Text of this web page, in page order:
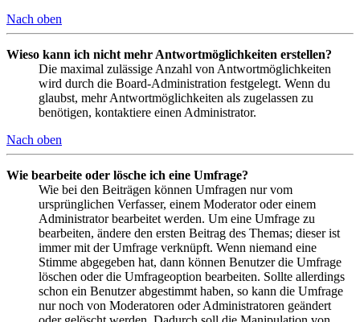
Nach oben
Wieso kann ich nicht mehr Antwortmöglichkeiten erstellen?
Die maximal zulässige Anzahl von Antwortmöglichkeiten
wird durch die Board-Administration festgelegt. Wenn du
glaubst, mehr Antwortmöglichkeiten als zugelassen zu
benötigen, kontaktiere einen Administrator.
Nach oben
Wie bearbeite oder lösche ich eine Umfrage?
Wie bei den Beiträgen können Umfragen nur vom
ursprünglichen Verfasser, einem Moderator oder einem
Administrator bearbeitet werden. Um eine Umfrage zu
bearbeiten, ändere den ersten Beitrag des Themas; dieser ist
immer mit der Umfrage verknüpft. Wenn niemand eine
Stimme abgegeben hat, dann können Benutzer die Umfrage
löschen oder die Umfrageoption bearbeiten. Sollte allerdings
schon ein Benutzer abgestimmt haben, so kann die Umfrage
nur noch von Moderatoren oder Administratoren geändert